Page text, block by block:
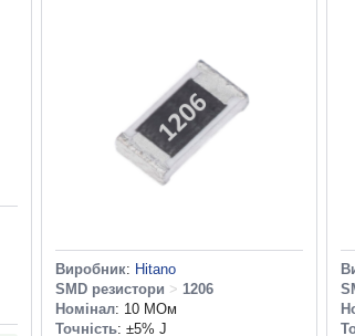
Виробник: Hitano
SMD резистори > 1206
Номінал: 10 МОм
Точність: ±5% J